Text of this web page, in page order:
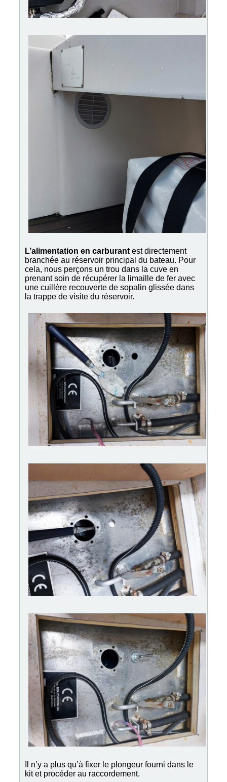
L’alimentation en carburant est directement
branchée au réservoir principal du bateau. Pour
cela, nous perçons un trou dans la cuve en
prenant soin de récupérer la limaille de fer avec
une cuillère recouverte de sopalin glissée dans
la trappe de visite du réservoir.
Il n’y a plus qu’à fixer le plongeur fourni dans le
kit et procéder au raccordement.